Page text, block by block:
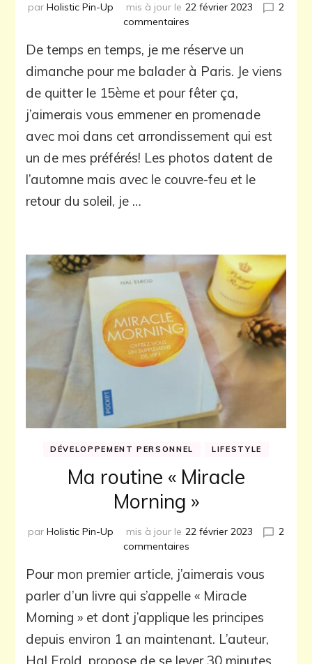
par Holistic Pin-Up mis à jour le 22 février 2023
2
commentairessur
dans
le
XVème
De temps en temps, je me réserve un
dimanche pour me balader à Paris. Je viens
de quitter le 15ème et pour fêter ça,
j’aimerais vous emmener en promenade
avec moi dans cet arrondissement qui est
un de mes préférés! Les photos datent de
l’automne mais avec le couvre-feu et le
retour du soleil, je …
DÉVELOPPEMENT PERSONNEL LIFESTYLE
Ma routine « Miracle
Morning »
par Holistic Pin-Up mis à jour le 22 février 2023
2
commentairessur
routine
« Miracle
Morning »
Pour mon premier article, j’aimerais vous
parler d’un livre qui s’appelle « Miracle
Morning » et dont j’applique les principes
depuis environ 1 an maintenant. L’auteur,
Hal Erold, propose de se lever 30 minutes